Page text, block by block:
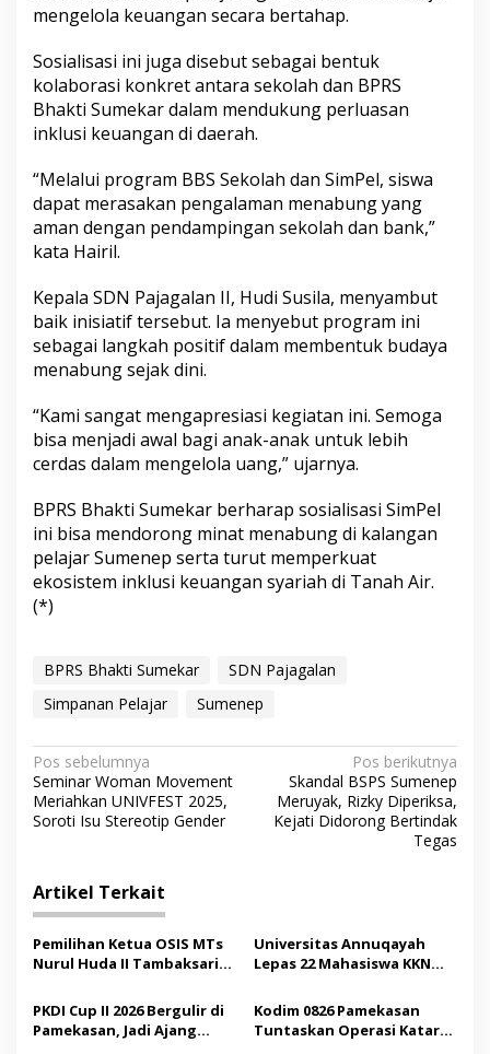
mengelola keuangan secara bertahap.
Sosialisasi ini juga disebut sebagai bentuk
kolaborasi konkret antara sekolah dan BPRS
Bhakti Sumekar dalam mendukung perluasan
inklusi keuangan di daerah.
“Melalui program BBS Sekolah dan SimPel, siswa
dapat merasakan pengalaman menabung yang
aman dengan pendampingan sekolah dan bank,”
kata Hairil.
Kepala SDN Pajagalan II, Hudi Susila, menyambut
baik inisiatif tersebut. Ia menyebut program ini
sebagai langkah positif dalam membentuk budaya
menabung sejak dini.
“Kami sangat mengapresiasi kegiatan ini. Semoga
bisa menjadi awal bagi anak-anak untuk lebih
cerdas dalam mengelola uang,” ujarnya.
BPRS Bhakti Sumekar berharap sosialisasi SimPel
ini bisa mendorong minat menabung di kalangan
pelajar Sumenep serta turut memperkuat
ekosistem inklusi keuangan syariah di Tanah Air.
(*)
BPRS Bhakti Sumekar
SDN Pajagalan
Simpanan Pelajar
Sumenep
N
a
v
g
a
s
i
p
o
Pos sebelumnya
Seminar Woman Movement
Meriahkan UNIVFEST 2025,
Soroti Isu Stereotip Gender
Pos berikutnya
Skandal BSPS Sumenep
Meruyak, Rizky Diperiksa,
Kejati Didorong Bertindak
Tegas
Artikel Terkait
Pemilihan Ketua OSIS MTs
Nurul Huda II Tambaksari
Demokrasi bagi Siswa
Universitas Annuqayah
Lepas 22 Mahasiswa KKN
Saudi
PKDI Cup II 2026 Bergulir di
Pamekasan, Jadi Ajang
Kodim 0826 Pamekasan
Tuntaskan Operasi Katarak